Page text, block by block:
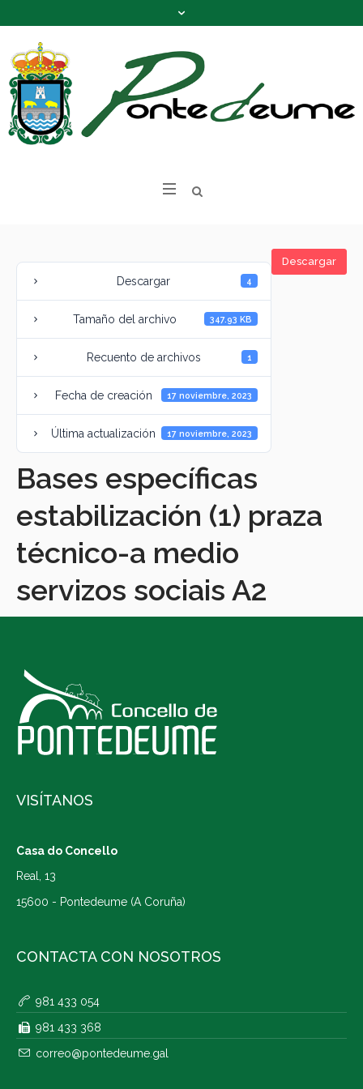
Descargar
Descargar 4
Tamaño del archivo 347.93 KB
Recuento de archivos 1
Fecha de creación 17 noviembre, 2023
Última actualización 17 noviembre, 2023
Bases específicas
estabilización (1) praza
técnico-a medio
servizos sociais A2
VISÍTANOS
Casa do Concello
Real, 13
15600 - Pontedeume (A Coruña)
CONTACTA CON NOSOTROS
981 433 054
981 433 368
correo@pontedeume.gal